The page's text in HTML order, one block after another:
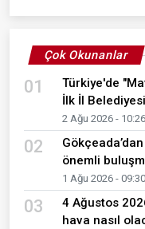
Çok Okunanlar
01
Türkiye'de
İlk İl
2 Ağu 2026 - 10:26
02
önemli
1 Ağu 2026 - 09:30
03
4 Ağustos
hava nasıl